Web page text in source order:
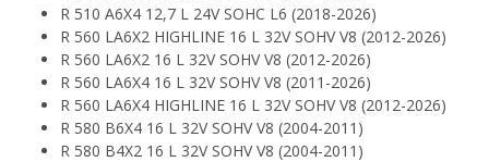
R 510 A6X4 12,7 L 24V SOHC L6 (2018-2026)
R 560 LA6X2 HIGHLINE 16 L 32V SOHV V8 (2012-2026)
R 560 LA6X2 16 L 32V SOHV V8 (2012-2026)
R 560 LA6X4 16 L 32V SOHV V8 (2011-2026)
R 560 LA6X4 HIGHLINE 16 L 32V SOHV V8 (2012-2026)
R 580 B6X4 16 L 32V SOHV V8 (2004-2011)
R 580 B4X2 16 L 32V SOHV V8 (2004-2011)